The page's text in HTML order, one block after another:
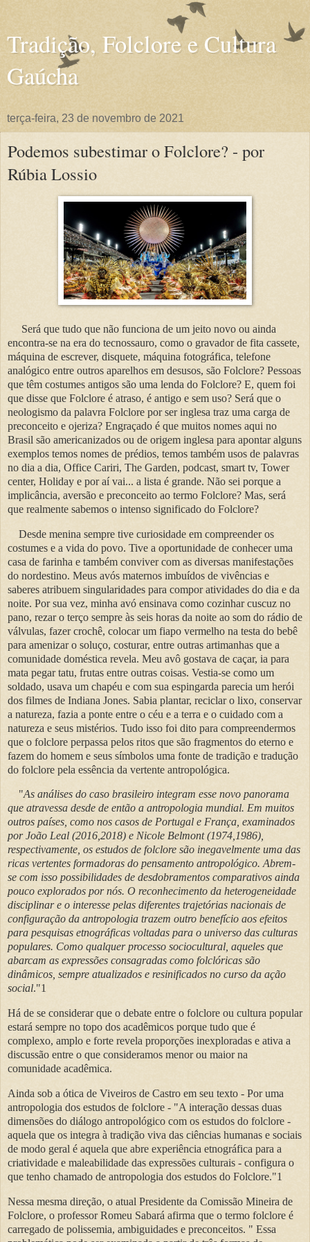
Tradição, Folclore e Cultura
Gaúcha
terça-feira, 23 de novembro de 2021
Podemos subestimar o Folclore? - por
Rúbia Lossio
Será que tudo que não funciona de um jeito novo ou ainda
encontra-se na era do tecnossauro, como o gravador de fita cassete,
máquina de escrever, disquete, máquina fotográfica, telefone
analógico entre outros aparelhos em desusos, são Folclore? Pessoas
que têm costumes antigos são uma lenda do Folclore? E, quem foi
que disse que Folclore é atraso, é antigo e sem uso? Será que o
neologismo da palavra Folclore por ser inglesa traz uma carga de
preconceito e ojeriza? Engraçado é que muitos nomes aqui no
Brasil são americanizados ou de origem inglesa para apontar alguns
exemplos temos nomes de prédios, temos também usos de palavras
no dia a dia, Office Cariri, The Garden, podcast, smart tv, Tower
center, Holiday e por aí vai... a lista é grande. Não sei porque a
implicância, aversão e preconceito ao termo Folclore? Mas, será
que realmente sabemos o intenso significado do Folclore?
Desde menina sempre tive curiosidade em compreender os
costumes e a vida do povo. Tive a oportunidade de conhecer uma
casa de farinha e também conviver com as diversas manifestações
do nordestino. Meus avós maternos imbuídos de vivências e
saberes atribuem singularidades para compor atividades do dia e da
noite. Por sua vez, minha avó ensinava como cozinhar cuscuz no
pano, rezar o terço sempre às seis horas da noite ao som do rádio de
válvulas, fazer crochê, colocar um fiapo vermelho na testa do bebê
para amenizar o soluço, costurar, entre outras artimanhas que a
comunidade doméstica revela. Meu avô gostava de caçar, ia para
mata pegar tatu, frutas entre outras coisas. Vestia-se como um
soldado, usava um chapéu e com sua espingarda parecia um herói
dos filmes de Indiana Jones. Sabia plantar, reciclar o lixo, conservar
a natureza, fazia a ponte entre o céu e a terra e o cuidado com a
natureza e seus mistérios. Tudo isso foi dito para compreendermos
que o folclore perpassa pelos ritos que são fragmentos do eterno e
fazem do homem e seus símbolos uma fonte de tradição e tradução
do folclore pela essência da vertente antropológica.
"As análises do caso brasileiro integram esse novo panorama
que atravessa desde de então a antropologia mundial. Em muitos
outros países, como nos casos de Portugal e França, examinados
por João Leal (2016,2018) e Nicole Belmont (1974,1986),
respectivamente, os estudos de folclore são inegavelmente uma das
ricas vertentes formadoras do pensamento antropológico. Abrem-
se com isso possibilidades de desdobramentos comparativos ainda
pouco explorados por nós. O reconhecimento da heterogeneidade
disciplinar e o interesse pelas diferentes trajetórias nacionais de
configuração da antropologia trazem outro benefício aos efeitos
para pesquisas etnográficas voltadas para o universo das culturas
populares. Como qualquer processo sociocultural, aqueles que
abarcam as expressões consagradas como folclóricas são
dinâmicos, sempre atualizados e resinificados no curso da ação
social."1
Há de se considerar que o debate entre o folclore ou cultura popular
estará sempre no topo dos acadêmicos porque tudo que é
complexo, amplo e forte revela proporções inexploradas e ativa a
discussão entre o que consideramos menor ou maior na
comunidade acadêmica.
Ainda sob a ótica de Viveiros de Castro em seu texto - Por uma
antropologia dos estudos de folclore - "A interação dessas duas
dimensões do diálogo antropológico com os estudos do folclore -
aquela que os integra à tradição viva das ciências humanas e sociais
de modo geral é aquela que abre experiência etnográfica para a
criatividade e maleabilidade das expressões culturais - configura o
que tenho chamado de antropologia dos estudos do Folclore."1
Nessa mesma direção, o atual Presidente da Comissão Mineira de
Folclore, o professor Romeu Sabará afirma que o termo folclore é
carregado de polissemia, ambiguidades e preconceitos. " Essa